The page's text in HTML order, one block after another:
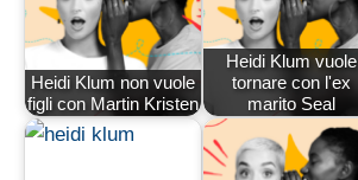
Heidi Klum non vuole
figli con Martin Kristen
Heidi Klum vuole
tornare con l'ex
marito Seal